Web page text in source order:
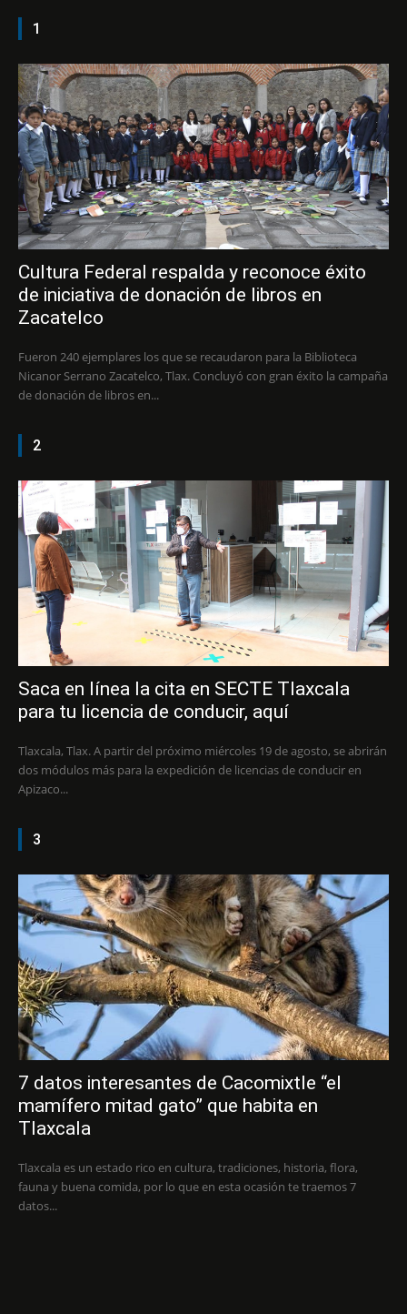
1
Cultura Federal respalda y reconoce éxito
de iniciativa de donación de libros en
Zacatelco
Fueron 240 ejemplares los que se recaudaron para la Biblioteca
Nicanor Serrano Zacatelco, Tlax. Concluyó con gran éxito la campaña
de donación de libros en...
2
Saca en línea la cita en SECTE Tlaxcala
para tu licencia de conducir, aquí
Tlaxcala, Tlax. A partir del próximo miércoles 19 de agosto, se abrirán
dos módulos más para la expedición de licencias de conducir en
Apizaco...
3
7 datos interesantes de Cacomixtle “el
mamífero mitad gato” que habita en
Tlaxcala
Tlaxcala es un estado rico en cultura, tradiciones, historia, flora,
fauna y buena comida, por lo que en esta ocasión te traemos 7
datos...